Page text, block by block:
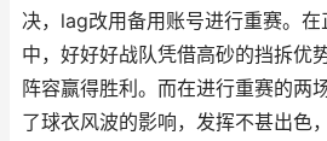
决，lag改用备用账号进行重赛。
中，好好好战队凭借高砂的挡拆优
阵容赢得胜利。而在进行重赛的两
了球衣风波的影响，发挥不甚出色